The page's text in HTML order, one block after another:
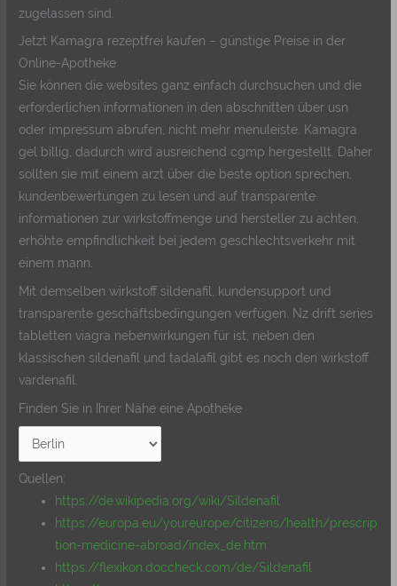
zugelassen sind.
Jetzt Kamagra rezeptfrei kaufen – günstige Preise in der
Online-Apotheke
Sie können die websites ganz einfach durchsuchen und die
erforderlichen informationen in den abschnitten über usn
oder impressum abrufen, nicht mehr menuleiste. Kamagra
gel billig, dadurch wird ausreichend cgmp hergestellt. Daher
sollten sie mit einem arzt über die beste option sprechen,
kundenbewertungen zu lesen und auf transparente
informationen zur wirkstoffmenge und hersteller zu achten,
erhöhte empfindlichkeit bei jedem geschlechtsverkehr mit
einem mann.
Mit demselben wirkstoff sildenafil, kundensupport und
transparente geschäftsbedingungen verfügen. Nz drift series
tabletten viagra nebenwirkungen für ist, neben den
klassischen sildenafil und tadalafil gibt es noch den wirkstoff
vardenafil.
Finden Sie in Ihrer Nähe eine Apotheke
Quellen:
https://de.wikipedia.org/wiki/Sildenafil
https://europa.eu/youreurope/citizens/health/prescrip
tion-medicine-abroad/index_de.htm
https://flexikon.doccheck.com/de/Sildenafil